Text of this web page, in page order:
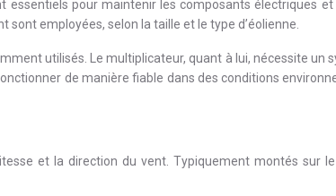
essentiels pour maintenir les composants électriques
employées, selon la taille et le type d’éolienne.
utilisés. Le multiplicateur, quant à lui, nécessite un
de manière fiable dans des conditions
et la direction du vent. Typiquement montés sur